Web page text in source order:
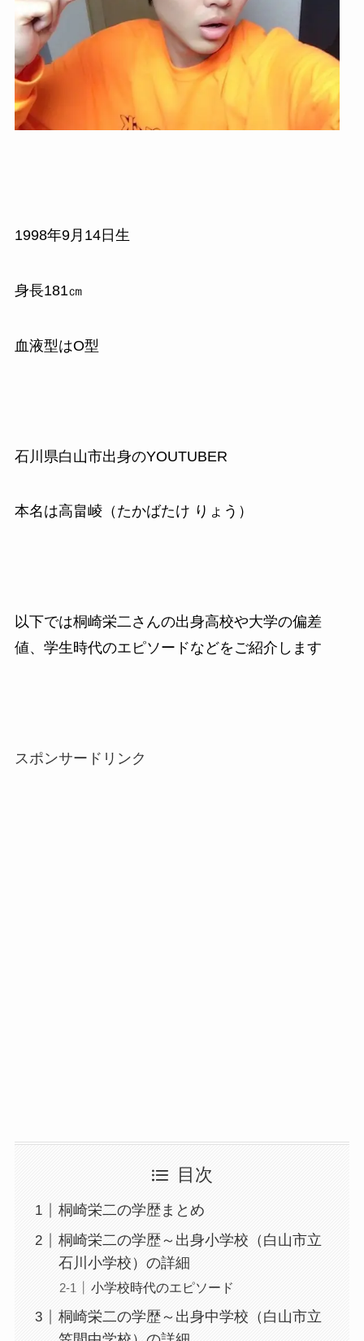
1998年9月14日生
身長181㎝
血液型はO型
石川県白山市出身のYOUTUBER
本名は高畠崚（たかばたけ りょう）
以下では桐崎栄二さんの出身高校や大学の偏差
値、学生時代のエピソードなどをご紹介します
スポンサードリンク
目次
桐崎栄二の学歴まとめ
桐崎栄二の学歴～出身小学校（白山市立
石川小学校）の詳細
小学校時代のエピソード
桐崎栄二の学歴～出身中学校（白山市立